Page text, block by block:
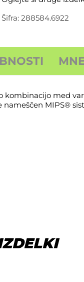
Black
količina
Šifra:288584.6922
kombinacijo med
MIPS®